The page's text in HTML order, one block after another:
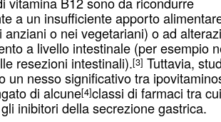
a un insufficiente apporto
anziani o nei vegetariani) o ad
a livello intestinale (per esempio
resezioni intestinali). 3 Tuttavia,
un nesso significativo tra
di alcune 4 classi di farmaci tra
inibitori della secrezione gastrica.